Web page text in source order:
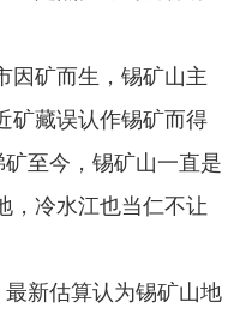
矿而生，锡矿山主
矿藏误认作锡矿而得
矿至今，锡矿山一直是
，冷水江也当仁不让
新估算认为锡矿山地